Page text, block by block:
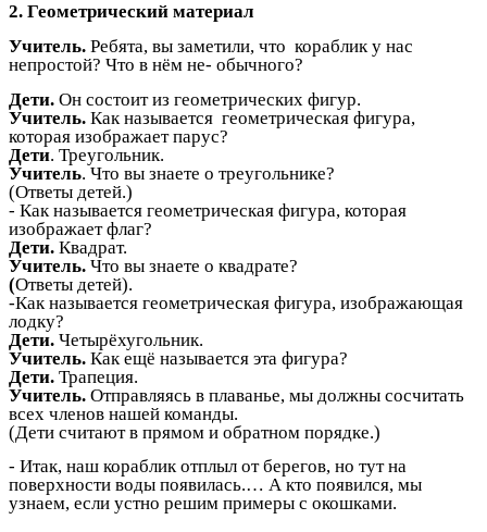
2. Геометрический материал
Учитель. Ребята, вы заметили, что кораблик у нас
непростой? Что в нём не- обычного?
Дети. Он состоит из геометрических фигур.
Учитель. Как называется геометрическая фигура,
которая изображает парус?
Дети. Треугольник.
Учитель. Что вы знаете о треугольнике?
(Ответы детей.)
- Как называется геометрическая фигура, которая
изображает флаг?
Дети. Квадрат.
Учитель. Что вы знаете о квадрате?
(Ответы детей).
-Как называется геометрическая фигура, изображающая
лодку?
Дети. Четырёхугольник.
Учитель. Как ещё называется эта фигура?
Дети. Трапеция.
Учитель. Отправляясь в плаванье, мы должны сосчитать
всех членов нашей команды.
(Дети считают в прямом и обратном порядке.)
- Итак, наш кораблик отплыл от берегов, но тут на
поверхности воды появилась.… А кто появился, мы
узнаем, если устно решим примеры с окошками.